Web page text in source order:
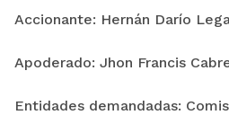
Accionante: Hernán Darío
Apoderado: Jhon Francis
Entidades demandadas: